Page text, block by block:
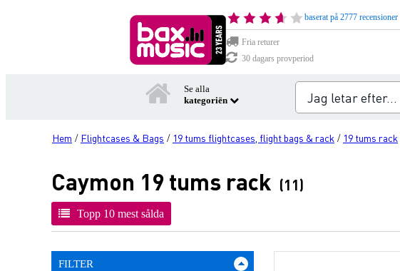
baserat på 2777 recensioner
Fria returer
30 dagars provperiod
Se alla
kategoriën
Hem / Flightcases & Bags / 19 tums flightcases, flight bags & rack / 19 tums rack
Caymon 19 tums rack (11)
Topp 10 mest sålda
FILTER